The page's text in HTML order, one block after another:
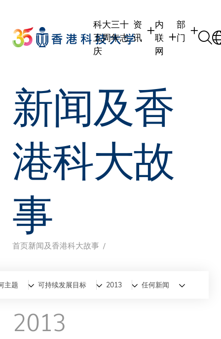
main
content
科大三十
五周年志
庆
资
讯
校友
传媒
公众
内
联
网
校友内联网
部
门
新闻及香
港科大故
事
面
包
屑
首页新闻及香港科大故事
全部新闻香港科大故事
主题 可持续发展目标 2013 任何新闻
2013